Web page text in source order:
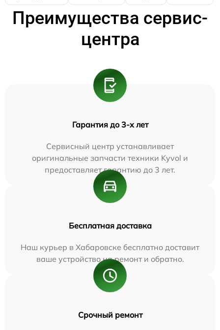
Преимущества сервис-
центра
Гарантия до 3-х лет
Сервисный центр устанавливает
оригинальные запчасти техники Kyvol и
предоставляет гарантию до 3 лет.
Бесплатная доставка
Наш курьер в Хабаровске бесплатно доставит
ваше устройство на ремонт и обратно.
Срочный ремонт